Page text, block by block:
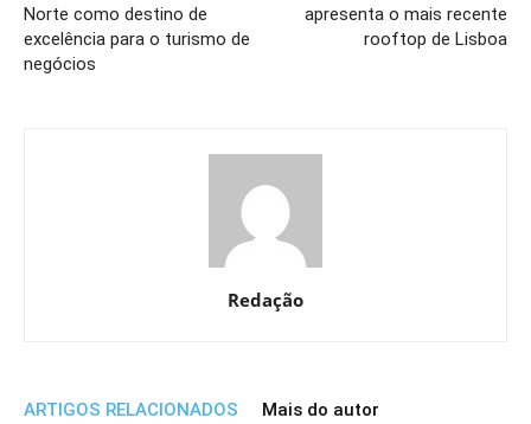
Norte como destino de
excelência para o turismo de
negócios
apresenta o mais recente
rooftop de Lisboa
Redação
ARTIGOS RELACIONADOS Mais do autor